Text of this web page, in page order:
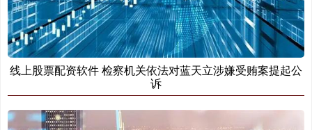
线上股票配资软件 检察机关依法对蓝天立涉嫌受贿案提起公
诉